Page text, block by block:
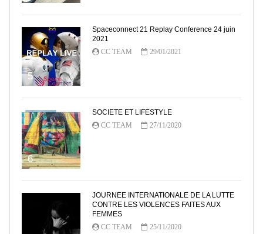
5
Spaceconnect 21 Replay Conference 24 juin
2021
CC TEAM
29/01/2021
6
SOCIETE ET LIFESTYLE
CC TEAM
27/11/2020
JOURNEE INTERNATIONALE DE LA LUTTE
CONTRE LES VIOLENCES FAITES AUX
FEMMES
CC TEAM
25/11/2020